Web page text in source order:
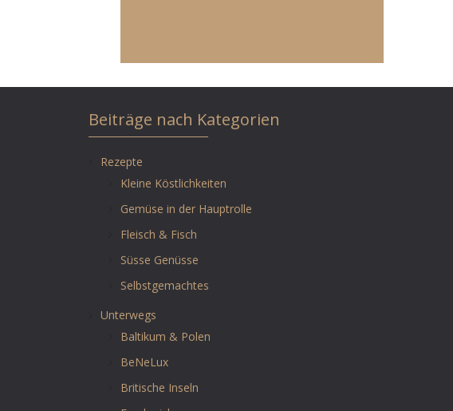
Beiträge nach Kategorien
Rezepte
Kleine Köstlichkeiten
Gemüse in der Hauptrolle
Fleisch & Fisch
Süsse Genüsse
Selbstgemachtes
Unterwegs
Baltikum & Polen
BeNeLux
Britische Inseln